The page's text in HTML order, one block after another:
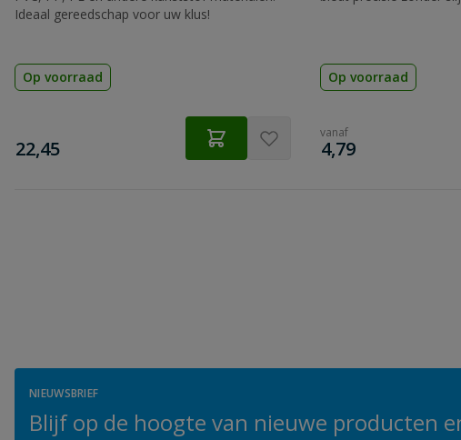
Ideaal gereedschap voor uw klus!
Op voorraad
€
22,45
Op voorraad
vanaf
€
4,79
NIEUWSBRIEF
Blijf op de hoogte van nieuwe producten